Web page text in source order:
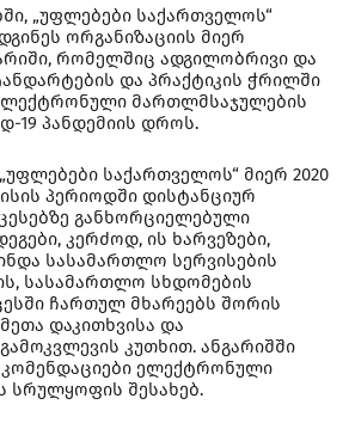
„უფლებები საქართველოს“
ორგანიზაციის მიერ
რომელშიც ადგილობრივი და
და პრაქტიკის ჭრილში
მართლმსაჯულების
19 პანდემიის დროს.
საქართველოს“ მიერ 2020
პერიოდში დისტანციურ
განხორციელებული
კერძოდ, ის ხარვეზები,
სასამართლო სერვისების
სასამართლო სხდომების
ჩართულ მხარეებს შორის
დაკითხვისა და
კუთხით. ანგარიშში
ელექტრონული
სრულყოფის შესახებ.